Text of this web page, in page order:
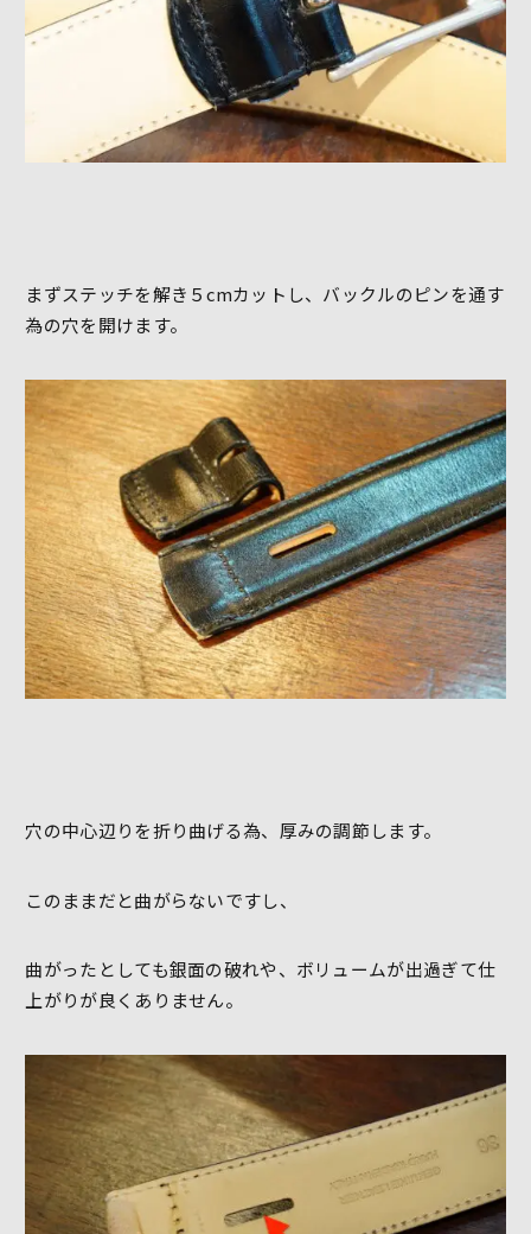
まずステッチを解き５cmカットし、バックルのピンを通す
為の穴を開けます。
穴の中心辺りを折り曲げる為、厚みの調節します。
このままだと曲がらないですし、
曲がったとしても銀面の破れや、ボリュームが出過ぎて仕
上がりが良くありません。